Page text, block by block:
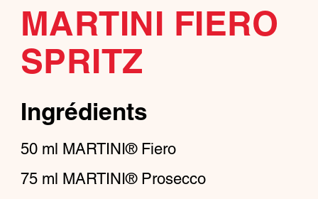
MARTINI FIERO
SPRITZ
Ingrédients
50 ml MARTINI® Fiero
75 ml MARTINI® Prosecco